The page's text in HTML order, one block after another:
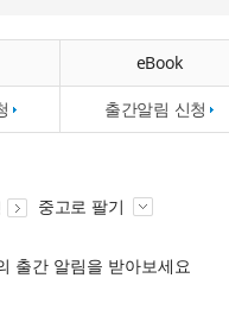
eBook
출간알림 신청
중고로 팔기
출간 알림을 받아보세요